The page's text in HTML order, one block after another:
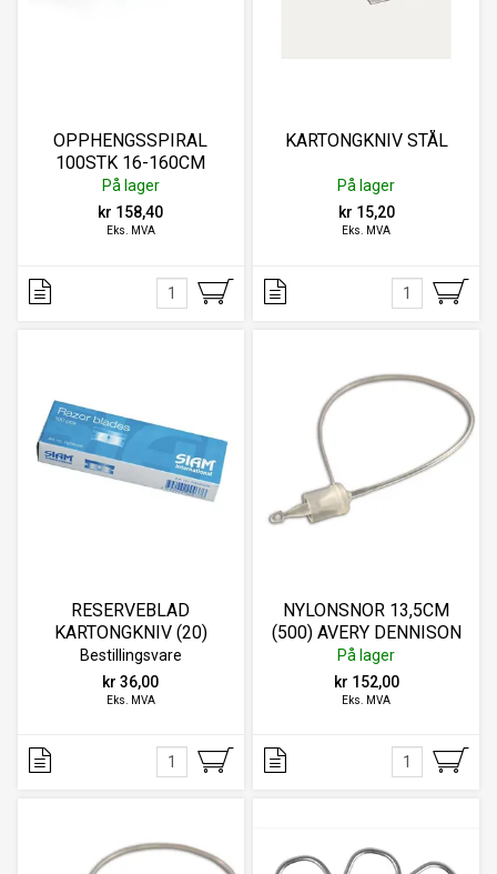
OPPHENGSSPIRAL
100STK 16-160CM
På lager
kr 158,40
Eks. MVA
KARTONGKNIV STÅL
På lager
kr 15,20
Eks. MVA
RESERVEBLAD
KARTONGKNIV (20)
Bestillingsvare
kr 36,00
Eks. MVA
NYLONSNOR 13,5CM
(500) AVERY DENNISON
SECUR-A-TACH
På lager
kr 152,00
Eks. MVA